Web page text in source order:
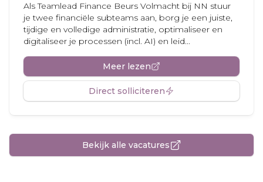
Als Teamlead Finance Beurs Volmacht bij NN stuur
je twee financiële subteams aan, borg je een juiste,
tijdige en volledige administratie, optimaliseer en
digitaliseer je processen (incl. AI) en leid...
Meer lezen
Direct solliciteren
Bekijk alle vacatures